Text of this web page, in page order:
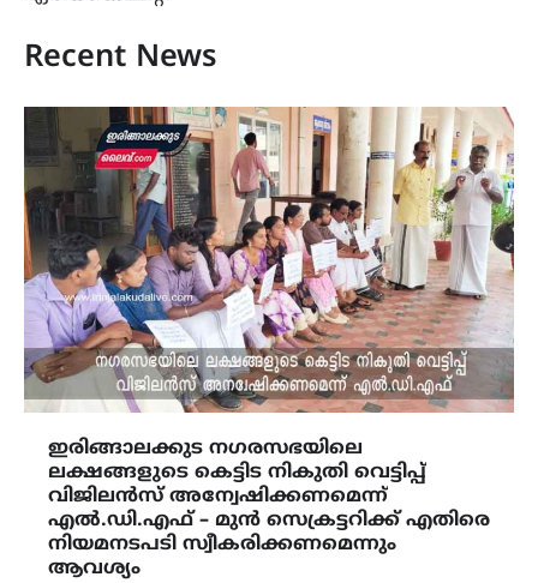
Recent News
ഇരിങ്ങാലക്കുട നഗരസഭയിലെ
ലക്ഷങ്ങളുടെ കെട്ടിട നികുതി വെട്ടിപ്പ്
വിജിലൻസ് അന്വേഷിക്കണമെന്ന്
എൽ.ഡി.എഫ് – മുൻ സെക്രട്ടറിക്ക് എതിരെ
നിയമനടപടി സ്വീകരിക്കണമെന്നും
ആവശ്യം